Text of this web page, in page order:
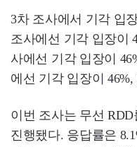
3차 조사에서 기각 입
조사에선 기각 입장이
사에선 기각 입장이
에선 기각 입장이
이번 조사는 무선
진행됐다. 응답률은